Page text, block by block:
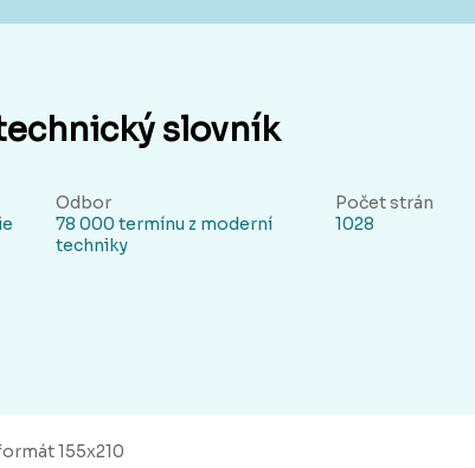
slovník
Odbor
78 000 termínu z moderní
techniky
Počet strán
1028
155x210